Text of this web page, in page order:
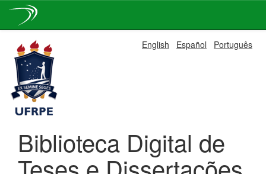
navigation
English Español Português
Biblioteca Digital de